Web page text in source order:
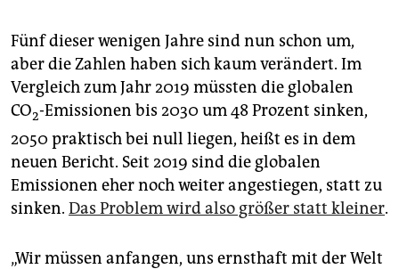
Fünf dieser wenigen Jahre sind nun schon um,
aber die Zahlen haben sich kaum verändert. Im
Vergleich zum Jahr 2019 müssten die globalen
CO2-Emissionen bis 2030 um 48 Prozent sinken,
2050 praktisch bei null liegen, heißt es in dem
neuen Bericht. Seit 2019 sind die globalen
Emissionen eher noch weiter angestiegen, statt zu
sinken. Das Problem wird also größer statt kleiner.
„Wir müssen anfangen, uns ernsthaft mit der Welt